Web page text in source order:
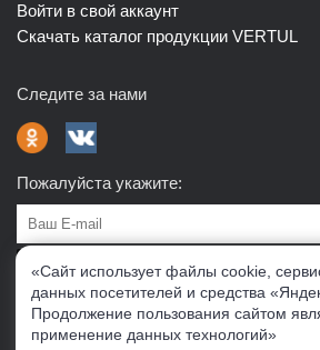
Войти в свой аккаунт
Скачать каталог продукции VERTUL
Следите за нами
Пожалуйста укажите:
Подписаться
О нас Доставка Контакты
«Сайт использует файлы cookie,
данных посетителей и средства
Продолжение пользования сайтом
применение данных технологий»